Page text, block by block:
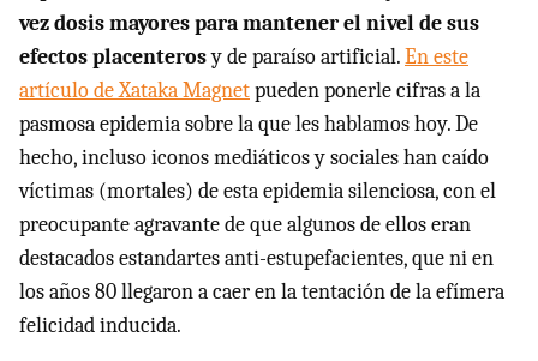
vez dosis mayores para mantener el nivel de sus
efectos placenterosy de paraíso artificial.En este
artículo de Xataka Magnetpueden ponerle cifras a la
pasmosa epidemia sobre la que les hablamos hoy. De
hecho, incluso iconos mediáticos y sociales han caído
víctimas (mortales) de esta epidemia silenciosa, con el
preocupante agravante de que algunos de ellos eran
destacados estandartes anti-estupefacientes, que ni en
los años 80 llegaron a caer en la tentación de la efímera
felicidad inducida.